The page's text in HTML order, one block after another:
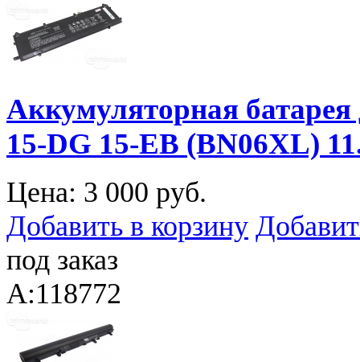
Аккумуляторная батарея
15-DG 15-EB (BN06XL)
Цена: 3 000 руб.
Добавить в корзину
под заказ
A:118772